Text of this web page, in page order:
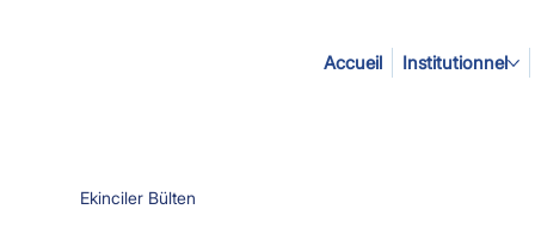
Accueil Institutionnel
Ekinciler Bülten